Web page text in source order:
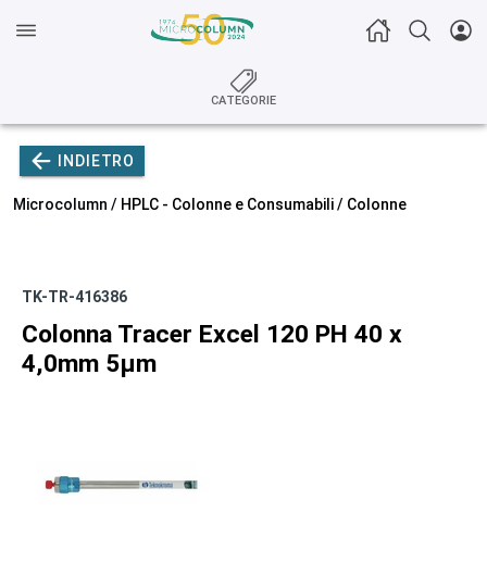
CATEGORIE
INDIETRO
Microcolumn / HPLC - Colonne e Consumabili/ Colonne
TK-TR-416386
Colonna Tracer Excel 120 PH 40 x
4,0mm 5µm